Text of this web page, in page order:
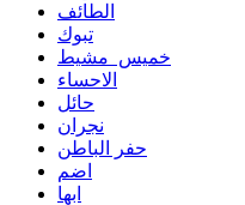
الطائف
تبوك
خميس مشيط
الاحساء
حائل
نجران
حفر الباطن
اضم
ابها